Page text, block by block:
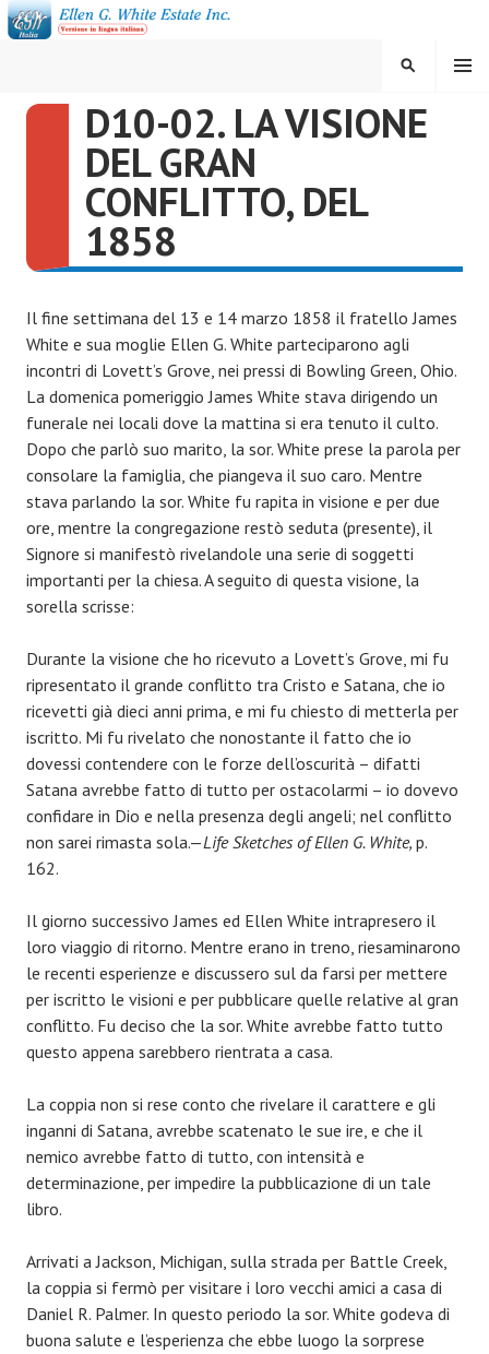
Vai
al
ELLEN G. WHITE ESTATE
INC.
MENU
CERCA
D10-02. LA VISIONE
DEL GRAN
CONFLITTO, DEL
1858
Il fine settimana del 13 e 14 marzo 1858 il fratello James
White e sua moglie Ellen G. White parteciparono agli
incontri di Lovett’s Grove, nei pressi di Bowling Green, Ohio.
La domenica pomeriggio James White stava dirigendo un
funerale nei locali dove la mattina si era tenuto il culto.
Dopo che parlò suo marito, la sor. White prese la parola per
consolare la famiglia, che piangeva il suo caro. Mentre
stava parlando la sor. White fu rapita in visione e per due
ore, mentre la congregazione restò seduta (presente), il
Signore si manifestò rivelandole una serie di soggetti
importanti per la chiesa. A seguito di questa visione, la
sorella scrisse:
Durante la visione che ho ricevuto a Lovett’s Grove, mi fu
ripresentato il grande conflitto tra Cristo e Satana, che io
ricevetti già dieci anni prima, e mi fu chiesto di metterla per
iscritto. Mi fu rivelato che nonostante il fatto che io
dovessi contendere con le forze dell’oscurità – difatti
Satana avrebbe fatto di tutto per ostacolarmi – io dovevo
confidare in Dio e nella presenza degli angeli; nel conflitto
non sarei rimasta sola.—Life Sketches of Ellen G. White, p.
162.
Il giorno successivo James ed Ellen White intrapresero il
loro viaggio di ritorno. Mentre erano in treno, riesaminarono
le recenti esperienze e discussero sul da farsi per mettere
per iscritto le visioni e per pubblicare quelle relative al gran
conflitto. Fu deciso che la sor. White avrebbe fatto tutto
questo appena sarebbero rientrata a casa.
La coppia non si rese conto che rivelare il carattere e gli
inganni di Satana, avrebbe scatenato le sue ire, e che il
nemico avrebbe fatto di tutto, con intensità e
determinazione, per impedire la pubblicazione di un tale
libro.
Arrivati a Jackson, Michigan, sulla strada per Battle Creek,
la coppia si fermò per visitare i loro vecchi amici a casa di
Daniel R. Palmer. In questo periodo la sor. White godeva di
buona salute e l’esperienza che ebbe luogo la sorprese